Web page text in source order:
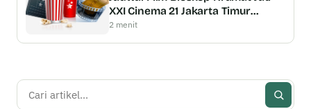
XXI Cinema 21 Jakarta Timur
Terbaru Tayang Minggu Ini Coming
2 menit
Cari